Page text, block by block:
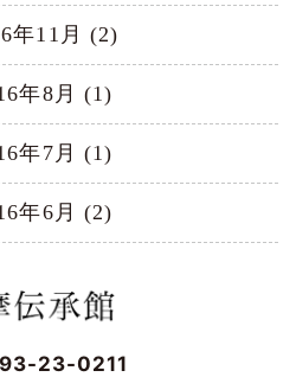
年11月 (2)
年8月 (1)
年7月 (1)
年6月 (2)
23-0211